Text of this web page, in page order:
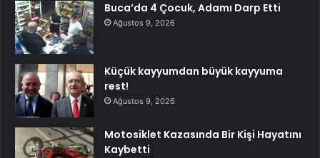
Buca’da 4 Çocuk, Adamı Darp Etti
Ağustos 9, 2026
Küçük kayyumdan büyük kayyuma
rest!
Ağustos 9, 2026
Motosiklet Kazasında Bir Kişi Hayatını
Kaybetti